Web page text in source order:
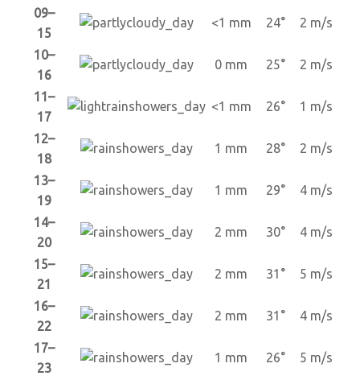
09–
15
<1 mm 24° 2 m/s
10–
16
0 mm 25° 2 m/s
11–
17
<1 mm 26° 1 m/s
12–
18
1 mm 28° 2 m/s
13–
19
1 mm 29° 4 m/s
14–
20
2 mm 30° 4 m/s
15–
21
2 mm 31° 5 m/s
16–
22
2 mm 31° 4 m/s
17–
23
1 mm 26° 5 m/s